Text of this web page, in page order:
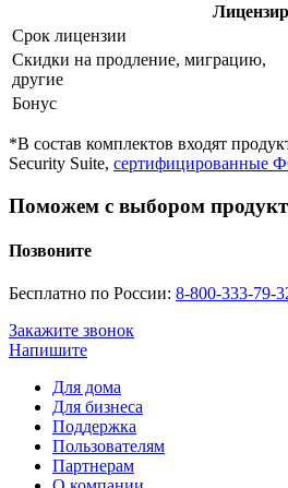
Срок лицензии
Скидки на продление, миграцию,
другие
Бонус
*В состав комплектов входят
Security Suite, сертифицированные
Поможем с выбором
Позвоните
Бесплатно по России: 8-800-333-79-
Закажите звонок
Напишите
Для дома
Для бизнеса
Поддержка
Пользователям
Партнерам